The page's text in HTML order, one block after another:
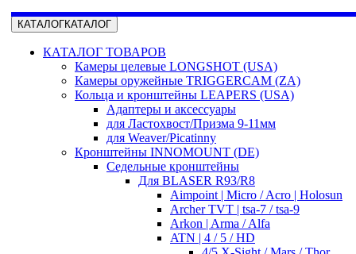
КАТАЛОГКАТАЛОГ
КАТАЛОГ ТОВАРОВ
Камеры целевые LONGSHOT (USA)
Камеры оружейные TRIGGERCAM (ZA)
Кольца и кронштейны LEAPERS (USA)
Адаптеры и аксессуары
для Ластохвост/Призма 9-11мм
для Weaver/Picatinny
Кронштейны INNOMOUNT (DE)
Седельные кронштейны
Для BLASER R93/R8
Aimpoint | Micro / Acro | Holosun
Archer TVT | tsa-7 / tsa-9
Arkon | Arma / Alfa
ATN | 4 / 5 / HD